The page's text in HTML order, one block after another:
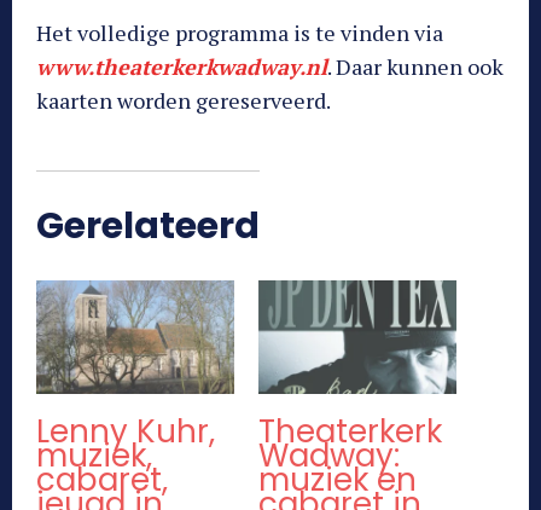
Het volledige programma is te vinden via
www.theaterkerkwadway.nl. Daar kunnen ook
kaarten worden gereserveerd.
Gerelateerd
Lenny Kuhr,
muziek,
cabaret,
Theaterkerk
Wadway:
muziek en